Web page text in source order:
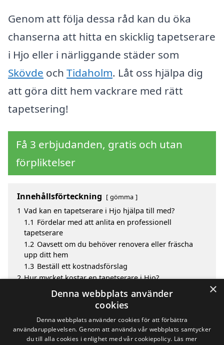
Genom att följa dessa råd kan du öka
chanserna att hitta en skicklig tapetserare
i Hjo eller i närliggande städer som
Skövde och Tidaholm. Låt oss hjälpa dig
att göra ditt hem vackrare med rätt
tapetsering!
Få 3 erbjudanden, gratis och utan
förpliktelser
Innehållsförteckning gömma
1 Vad kan en tapetserare i Hjo hjälpa till med?
1.1 Fördelar med att anlita en professionell
tapetserare
1.2 Oavsett om du behöver renovera eller fräscha
upp ditt hem
1.3 Beställ ett kostnadsförslag
2 Hur mycket kostar en tapetserare i Hjo?
Fördelar med att välja tapetserare i Hjo
Sök efter en skicklig tapetserare i de omgivande
×
Denna webbplats använder
cookies
Denna webbplats använder cookies för att förbättra
användarupplevelsen. Genom att använda vår webbplats samtycker
du till alla cookies i enlighet med vår cookiepolicy. Läs mer